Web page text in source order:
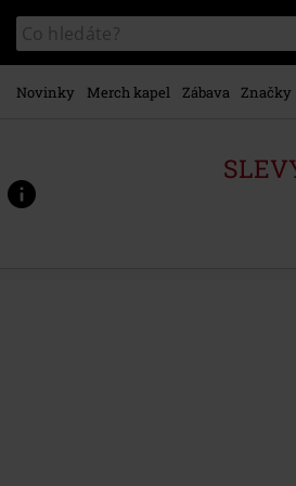
hlavnímu
obsahu
Katalog
vyhledávání
Novinky Merch kapel Zábava Značky